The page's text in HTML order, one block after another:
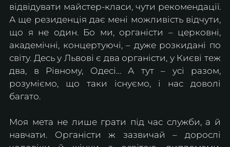
відвідувати майстер-класи, чути рекомендації.
А ще резиденція дає мені можливість відчути,
що я не один. Бо ми, органісти – церковні,
академічні, концертуючі, – дуже розкидані по
світу. Десь у Львові є два органісти, у Києві теж
два, в Рівному, Одесі… А тут – усі разом,
розуміємо, що таки існуємо, і нас доволі
багато.
Моя мета не лише грати під час служби, а й
навчати. Органісти ж зазвичай – дорослі